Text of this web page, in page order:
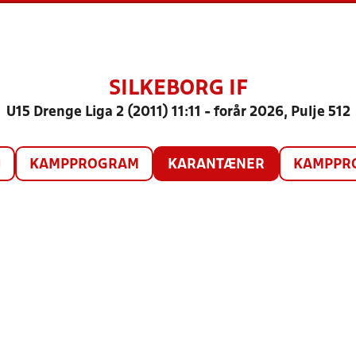
SILKEBORG IF
U15 Drenge Liga 2 (2011) 11:11 - forår 2026, Pulje 512
KAMPPROGRAM KARANTÆNER